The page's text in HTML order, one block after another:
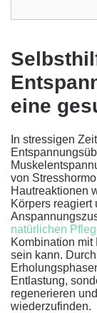
eine
In stressigen
von
Hautreaktionen
Körpers reagiert
natürlichen
Kombination
sein kann.
Entlastung,
regenerieren
wiederzufinden.